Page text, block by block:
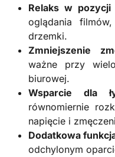
Relaks w pozycji
oglądania
drzemki.
Zmniejszenie
ważne przy
biurowej.
Wsparcie dla
równomiernie
napięcie i
Dodatkowa
odchylonym